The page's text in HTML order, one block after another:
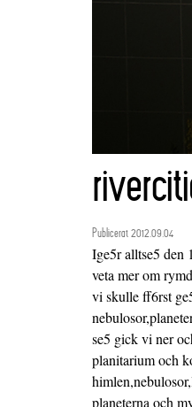
Publicerat 2012.09.04
Ige5r alltse5 den
veta mer om
vi skulle ff6rst
se5 gick vi ner
planitarium och
planeterna och